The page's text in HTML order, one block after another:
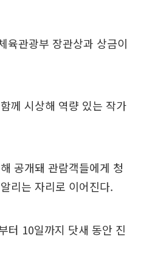
육관광부 장관상과 상금이
께 시상해 역량 있는 작가
공개돼 관람객들에게 청
리는 자리로 이어진다.
터 10일까지 닷새 동안 진